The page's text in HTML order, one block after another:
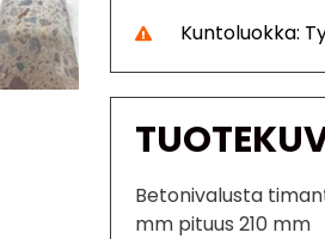
Kuntoluokka:
Betonivalusta
mm pituus 210 mm